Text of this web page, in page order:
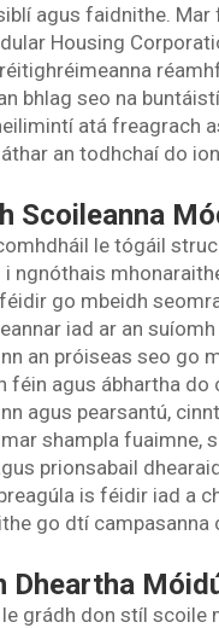
agus faidnithe.
Housing
bhlag seo na
atá freagrach
an todhchaí do
Scoileanna
le tógáil
ngnóthais
go mbeidh
iad ar an
an próiseas seo go
féin agus ábhartha
agus pearsantú,
shampla fuaimne,
prionsabail
is féidir iad a
go dtí campasanna
Dheartha
grádh don stíl